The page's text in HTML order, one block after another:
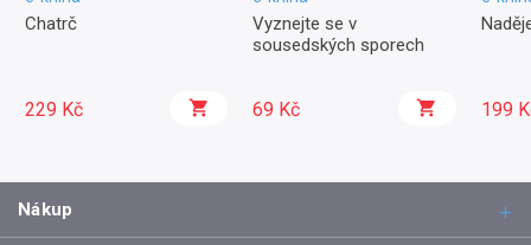
Chatrč
229 Kč
Vyznejte se v
sousedských sporech
69 Kč 199
Nákup